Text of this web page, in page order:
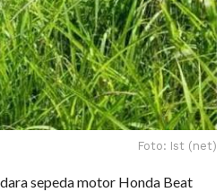
Foto: Ist (net)
sepeda motor Honda Beat